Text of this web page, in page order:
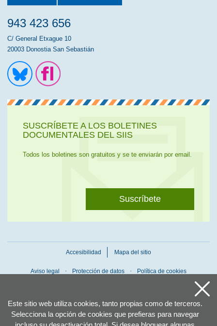
Este sitio web utiliza cookies, tanto propias como de terceros.
Selecciona la opción de cookies que prefieras para navegar
943 423 656
C/ General Etxague 10
20003 Donostia San Sebastián
SUSCRÍBETE A LOS BOLETINES
DOCUMENTALES DEL SIIS
Todos los boletines son gratuitos y se te enviarán por email.
Suscríbete
Accesibilidad Mapa del sitio
Aviso legal Protección de datos Política de cookies